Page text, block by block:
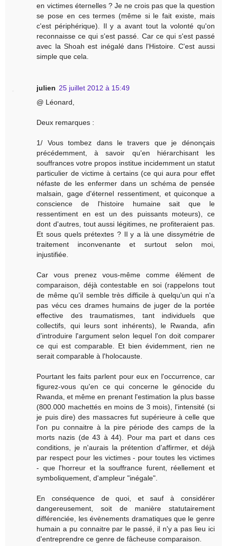
en victimes éternelles ? Je ne crois pas que la question
se pose en ces termes (même si le fait existe, mais
c'est périphérique). Il y a avant tout la volonté qu'on
reconnaisse ce qui s'est passé. Car ce qui s'est passé
avec la Shoah est inégalé dans l'Histoire. C'est aussi
simple que cela.
julien 25 juillet 2012 à 15:49
@ Léonard,
Deux remarques :
1/ Vous tombez dans le travers que je dénonçais
précédemment, à savoir qu'en hiérarchisant les
souffrances votre propos institue incidemment un statut
particulier de victime à certains (ce qui aura pour effet
néfaste de les enfermer dans un schéma de pensée
malsain, gage d'éternel ressentiment, et quiconque a
conscience de l'histoire humaine sait que le
ressentiment en est un des puissants moteurs), ce
dont d'autres, tout aussi légitimes, ne profiteraient pas.
Et sous quels prétextes ? Il y a là une dissymétrie de
traitement inconvenante et surtout selon moi,
injustifiée.
Car vous prenez vous-même comme élément de
comparaison, déjà contestable en soi (rappelons tout
de même qu'il semble très difficile à quelqu'un qui n'a
pas vécu ces drames humains de juger de la portée
effective des traumatismes, tant individuels que
collectifs, qui leurs sont inhérents), le Rwanda, afin
d'introduire l'argument selon lequel l'on doit comparer
ce qui est comparable. Et bien évidemment, rien ne
serait comparable à l'holocauste.
Pourtant les faits parlent pour eux en l'occurrence, car
figurez-vous qu'en ce qui concerne le génocide du
Rwanda, et même en prenant l'estimation la plus basse
(800.000 machettés en moins de 3 mois), l'intensité (si
je puis dire) des massacres fut supérieure à celle que
l'on pu connaitre à la pire période des camps de la
morts nazis (de 43 à 44). Pour ma part et dans ces
conditions, je n'aurais la prétention d'affirmer, et déjà
par respect pour les victimes - pour toutes les victimes
- que l'horreur et la souffrance furent, réellement et
symboliquement, d'ampleur "inégale".
En conséquence de quoi, et sauf à considérer
dangereusement, soit de manière statutairement
différenciée, les évènements dramatiques que le genre
humain a pu connaitre par le passé, il n'y a pas lieu ici
d'entreprendre ce genre de fâcheuse comparaison.